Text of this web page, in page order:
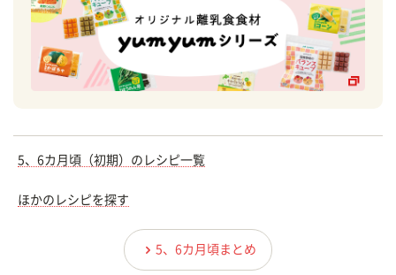
5、6カ月頃（初期）のレシピ一覧
ほかのレシピを探す
5、6カ月頃まとめ